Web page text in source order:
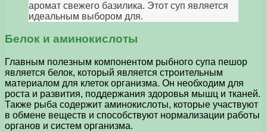
аромат свежего базилика. Этот суп является
идеальным выбором для.
Белок и аминокислоты
Главным полезным компонентом рыбного супа пешор
является белок, который является строительным
материалом для клеток организма. Он необходим для
роста и развития, поддержания здоровья мышц и тканей.
Также рыба содержит аминокислоты, которые участвуют
в обмене веществ и способствуют нормализации работы
органов и систем организма.